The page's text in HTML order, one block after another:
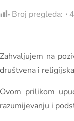
Broj pregleda:
Zahvaljujem na
društvena i
Ovom prilikom
razumijevanju i